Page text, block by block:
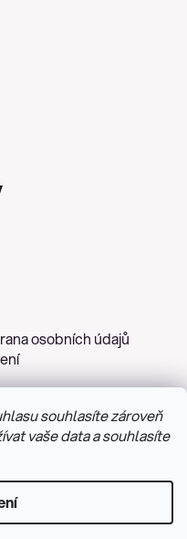
souhlasíte zároveň
vaše data a souhlasíte
osobních údajů
&PekneWeby
cookies